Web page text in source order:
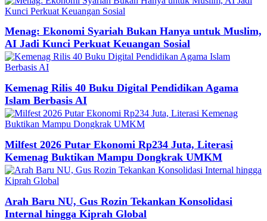
Menag: Ekonomi Syariah Bukan Hanya untuk Muslim,
AI Jadi Kunci Perkuat Keuangan Sosial
Kemenag Rilis 40 Buku Digital Pendidikan Agama
Islam Berbasis AI
Milfest 2026 Putar Ekonomi Rp234 Juta, Literasi
Kemenag Buktikan Mampu Dongkrak UMKM
Arah Baru NU, Gus Rozin Tekankan Konsolidasi
Internal hingga Kiprah Global